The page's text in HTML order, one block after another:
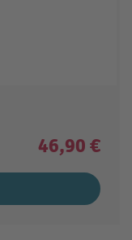
46,90 €